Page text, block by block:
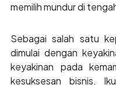
memilih mundur di
Sebagai salah satu
dimulai dengan
keyakinan pada
kesuksesan bisnis.